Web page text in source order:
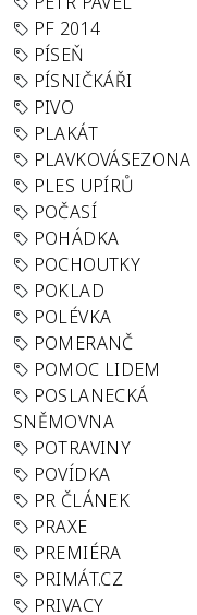
PF 2014
PÍSEŇ
PÍSNIČKÁŘI
PIVO
PLAKÁT
PLAVKOVÁSEZONA
PLES UPÍRŮ
POČASÍ
POHÁDKA
POCHOUTKY
POKLAD
POLÉVKA
POMERANČ
POMOC LIDEM
POSLANECKÁ
SNĚMOVNA
POTRAVINY
POVÍDKA
PR ČLÁNEK
PRAXE
PREMIÉRA
PRIMÁT.CZ
PRIVACY